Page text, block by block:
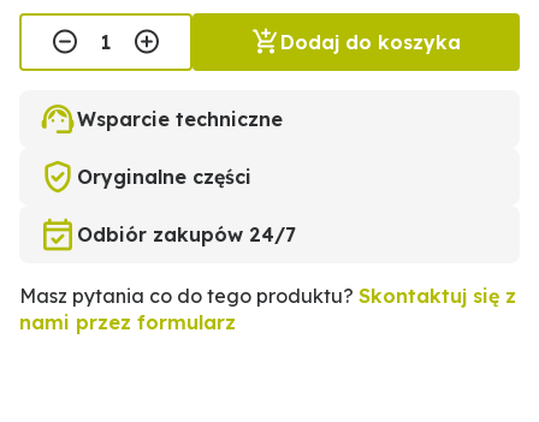
Dodaj do koszyka
Wsparcie techniczne
Oryginalne części
Odbiór zakupów 24/7
Masz pytania co do tego produktu? Skontaktuj się z
nami przez formularz